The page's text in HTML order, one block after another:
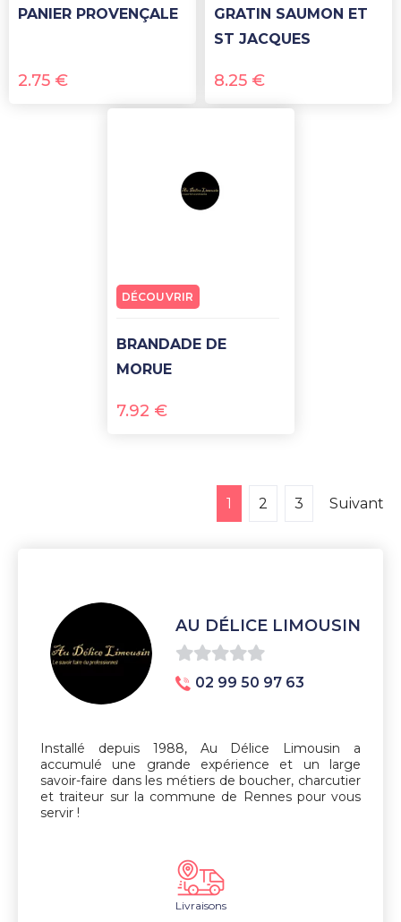
PANIER PROVENÇALE
2.75 €
GRATIN SAUMON ET
ST JACQUES
8.25 €
BRANDADE DE
MORUE
7.92 €
DÉCOUVRIR
1 2 3 Suivant
AU DÉLICE LIMOUSIN
0
02 99 50 97 63
Installé depuis 1988, Au Délice Limousin a
accumulé une grande expérience et un large
savoir-faire dans les métiers de boucher, charcutier
et traiteur sur la commune de Rennes pour vous
servir !
Livraisons